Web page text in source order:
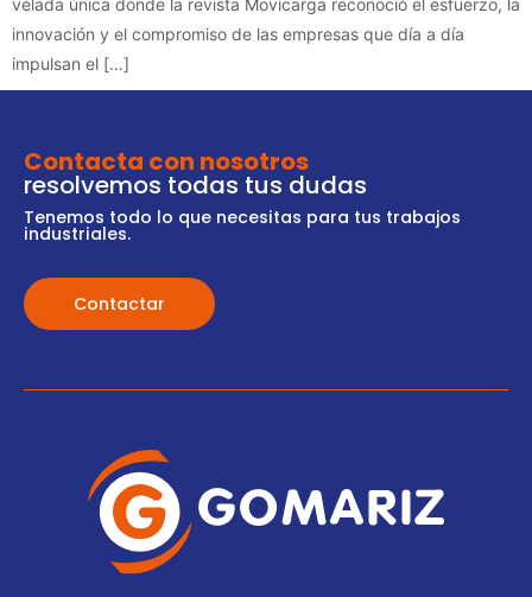
innovación y el compromiso de las empresas que día a día
impulsan el […]
Contacta con nosotros
resolvemos todas tus dudas
Tenemos todo lo que necesitas para tus trabajos
industriales.
Contactar